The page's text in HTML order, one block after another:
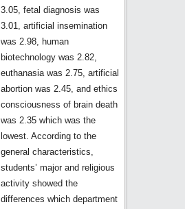
3.05, fetal diagnosis was
3.01, artificial insemination
was 2.98, human
biotechnology was 2.82,
euthanasia was 2.75, artificial
abortion was 2.45, and ethics
consciousness of brain death
was 2.35 which was the
lowest. According to the
general characteristics,
students’ major and religious
activity showed the
differences which department